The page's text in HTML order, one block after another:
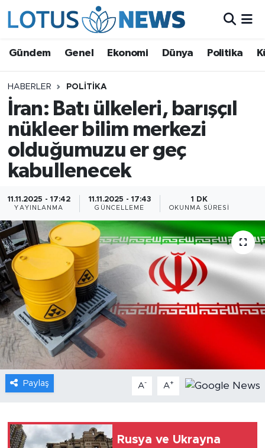
Gündem Genel Ekonomi Dünya Politika
HABERLER POLITIKA
İran: Batı ülkeleri, barışçıl
nükleer bilim merkezi
olduğumuzu er geç
kabullenecek
11.11.2025 - 17:42
YAYINLANMA
11.11.2025 - 17:43
GÜNCELLEME
1 DK
OKUNMA SÜRESI
Paylaş A- A+
Rusya ve Ukrayna
Ekonomi
Dünya
Politika
Kültür - Sanat ve Tarih
Yaşam
Bilim ve Teknoloji
Çin Fuarları
Gündem
Video
Sağlık
Foto Haber
Xinhua Türkiye